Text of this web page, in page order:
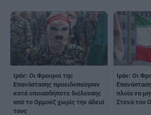
Ιράν: Οι Φρουροί της
Επανάστασης προειδοποίησαν
κατά οποιασδήποτε διέλευσης
από το Ορμούζ χωρίς την άδειά
τους
Ιράν: Οι
πλοία να
Στενά του